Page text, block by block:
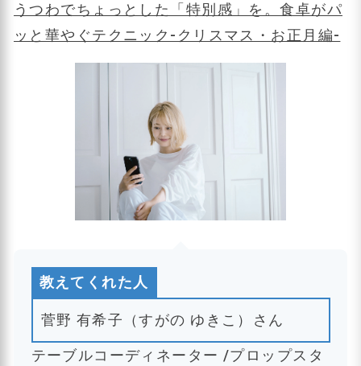
うつわでちょっとした「特別感」を。食卓がパ
ッと華やぐテクニック-クリスマス・お正月編-
教えてくれた人
菅野 有希子（すがの ゆきこ）さん
テーブルコーディネーター /プロップスタ